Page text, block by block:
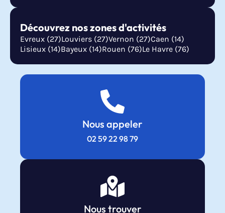
Découvrez nos zones d'activités
Evreux (27)Louviers (27)Vernon (27)Caen (14)
Lisieux (14)Bayeux (14)Rouen (76)Le Havre (76)
Nous appeler
02 59 22 98 79
Nous trouver